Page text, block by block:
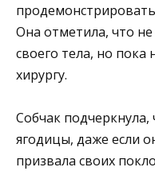
Она отметила, что
своего тела, но пока
хирургу.
Собчак
ягодицы, даже если
призвала своих